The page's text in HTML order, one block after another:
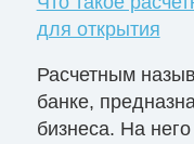
для открытия
Расчетным
банке,
бизнеса. На